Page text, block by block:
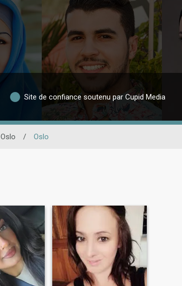
Site de confiance soutenu par Cupid Media
Oslo / Oslo